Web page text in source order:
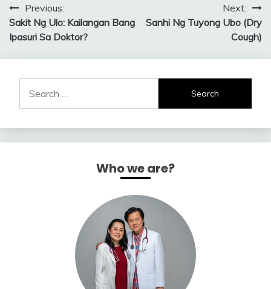
Post
navigation
Previous:
Sakit Ng Ulo: Kailangan Bang
Ipasuri Sa Doktor?
Next:
Sanhi Ng Tuyong Ubo (Dry
Cough)
for:
Who we are?